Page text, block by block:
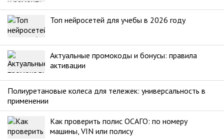
Топ нейросетей для учебы в 2026 году
Актуальные промокоды и бонусы: правила
активации
Полиуретановые колеса для тележек: универсальность в
применении
Как проверить полис ОСАГО: по номеру
машины, VIN или полису